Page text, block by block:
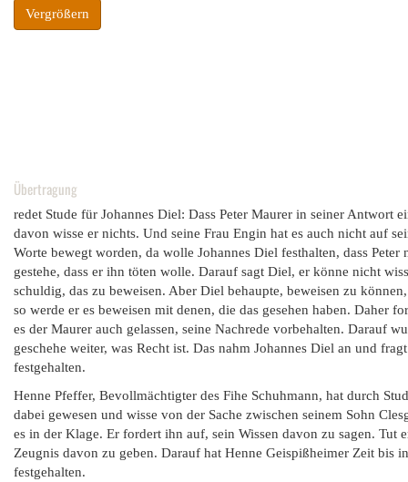
Vergrößern
Übertragung
redet Stude für Johannes Diel: Dass Peter Maurer in seiner Antwort
davon wisse er nichts. Und seine Frau Engin hat es auch nicht auf
Worte bewegt worden, da wolle Johannes Diel festhalten, dass
gestehe, dass er ihn töten wolle. Darauf sagt Diel, er könne nicht
schuldig, das zu beweisen. Aber Diel behaupte, beweisen zu
so werde er es beweisen mit denen, die das gesehen haben. Daher
es der Maurer auch gelassen, seine Nachrede vorbehalten. Darauf
geschehe weiter, was Recht ist. Das nahm Johannes Diel an und
festgehalten.
Henne Pfeffer, Bevollmächtigter des Fihe Schuhmann, hat durch
dabei gewesen und wisse von der Sache zwischen seinem Sohn
es in der Klage. Er fordert ihn auf, sein Wissen davon zu sagen. Tut
Zeugnis davon zu geben. Darauf hat Henne Geispißheimer Zeit bis
festgehalten.